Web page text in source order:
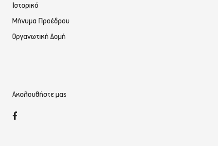
Ιστορικό
Μήνυμα Προέδρου
Οργανωτική Δομή
Ακολουθήστε μας